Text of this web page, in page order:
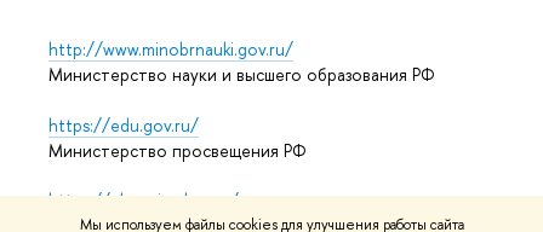
Мы используем файлы cookies для улучшения работы сайта
http://www.minobrnauki.gov.ru/
Министерство науки и высшего образования РФ
https://edu.gov.ru/
Министерство просвещения РФ
https://elearning.hse.ru/mooc
Массовые открытые онлайн-курсы